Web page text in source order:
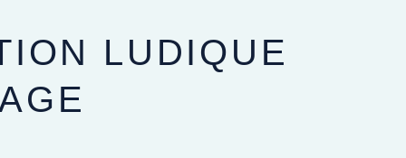
LUDIQUE